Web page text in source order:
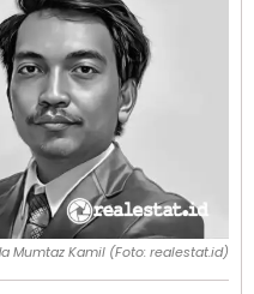
Mumtaz Kamil (Foto: realestat.id)